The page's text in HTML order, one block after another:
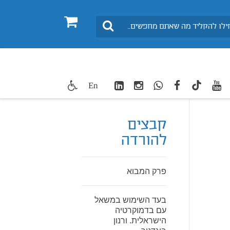
0 חיפוש
twitter
youtube
TikTok
facebook
WhatsApp
Instagram
LinkedIn
En
קבצים
להורדה
פרק המבוא
בעד השימוש במשאל
עם בדמוקרטיה
הישראלית. ורנון